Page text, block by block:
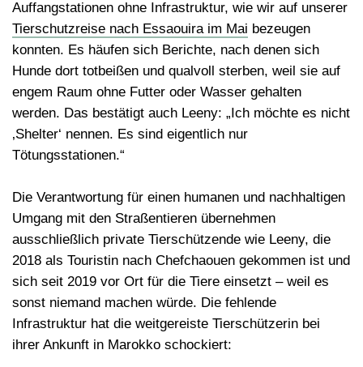
Auffangstationen ohne Infrastruktur, wie wir auf unserer
Tierschutzreise nach Essaouira im Mai bezeugen
konnten. Es häufen sich Berichte, nach denen sich
Hunde dort totbeißen und qualvoll sterben, weil sie auf
engem Raum ohne Futter oder Wasser gehalten
werden. Das bestätigt auch Leeny: „Ich möchte es nicht
‚Shelter‘ nennen. Es sind eigentlich nur
Tötungsstationen.“
Die Verantwortung für einen humanen und nachhaltigen
Umgang mit den Straßentieren übernehmen
ausschließlich private Tierschützende wie Leeny, die
2018 als Touristin nach Chefchaouen gekommen ist und
sich seit 2019 vor Ort für die Tiere einsetzt – weil es
sonst niemand machen würde. Die fehlende
Infrastruktur hat die weitgereiste Tierschützerin bei
ihrer Ankunft in Marokko schockiert: